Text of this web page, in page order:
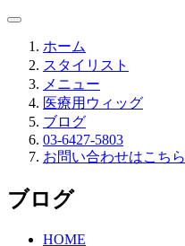
ホーム
スタイリスト
メニュー
医療用ウィッグ
ブログ
03-6427-5803
お問い合わせはこちら
ブログ
HOME